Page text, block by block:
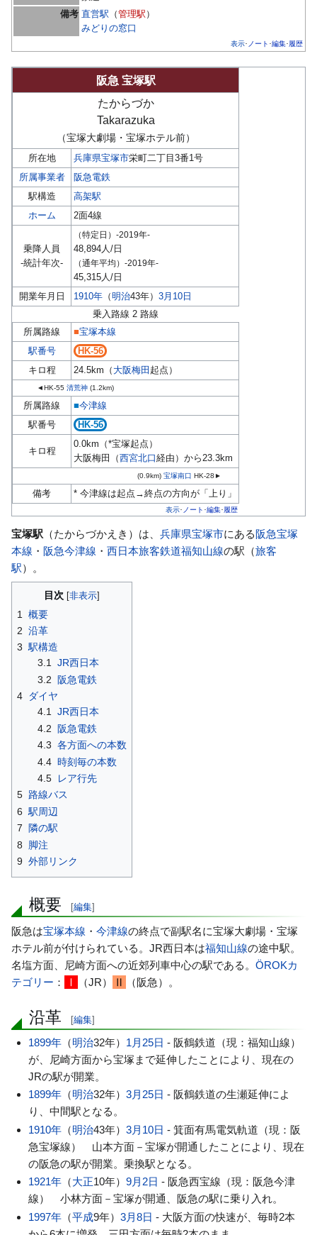
備考 直営駅 （管理駅 ）
みどりの窓口
表示･ ノート ･編集･ 履歴
阪急 宝塚駅
たからづか
Takarazuka
（宝塚大劇場・宝塚ホテル前）
所在地 兵庫県宝塚市栄町二丁目3番1号
所属事業者
阪急電鉄
駅構造
高架駅
ホーム
2面4線
乗降人員
-統計年次-
（特定日）-2019年-
48,894人/日
（通年平均）-2019年-
45,315人/日
開業年月日
1910年 （ 明治43年） 3月10日
乗入路線 2 路線
所属路線
■宝塚本線
駅番号
HK-56
キロ程
24.5km（ 大阪梅田 起点）
◄HK-55 清荒神 (1.2km)
所属路線 ■今津線
駅番号
HK-56
キロ程
0.0km（*宝塚起点）
大阪梅田（西宮北口経由）から23.3km
(0.9km) 宝塚南口 HK-28 ►
備考 * 今津線は起点→終点の方向が「上り」
表示･ ノート ･編集･ 履歴
宝塚駅 （たからづかえき）は、 兵庫県宝塚市にある阪急宝塚
本線 ・ 阪急今津線 ・ 西日本旅客鉄道福知山線の駅（旅客
駅）。
目次
1
概要
2 沿革
3 駅構造
3.1 JR西日本
3.2
阪急電鉄
4
ダイヤ
4.1 JR西日本
4.2
阪急電鉄
4.3 各方面への本数
4.4 時刻毎の本数
4.5
レア行先
5 路線バス
6 駅周辺
7
隣の駅
8
脚注
9 外部リンク
概要 [編集]
阪急は宝塚本線 ・ 今津線の終点で副駅名に宝塚大劇場・宝塚
ホテル前が付けられている。JR西日本は福知山線の途中駅。
名塩方面、尼崎方面への近郊列車中心の駅である。 ÖROKカ
テゴリー ： Ⅰ （JR） Ⅱ （阪急）。
沿革 [編集]
1899年 （明治32年） 1月25日 - 阪鶴鉄道（現：福知山線）
が、尼崎方面から宝塚まで延伸したことにより、現在の
JRの駅が開業。
1899年 （明治32年）3月25日 - 阪鶴鉄道の生瀬延伸によ
り、中間駅となる。
1910年 （明治43年）3月10日 - 箕面有馬電気軌道（現：阪
急宝塚線） 山本方面－宝塚が開通したことにより、現在
の阪急の駅が開業。乗換駅となる。
1921年 （大正10年）9月2日 - 阪急西宝線（現：阪急今津
線） 小林方面－宝塚が開通、阪急の駅に乗り入れ。
1997年 （平成9年）3月8日 - 大阪方面の快速が、毎時2本